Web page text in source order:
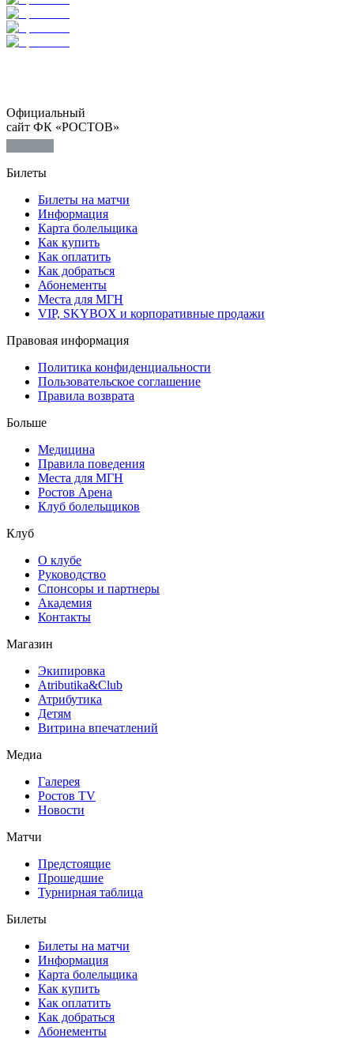
Официальный
сайт ФК «РОСТОВ»
Билеты
Билеты на матчи
Информация
Карта болельщика
Как купить
Как оплатить
Как добраться
Абонементы
Места для МГН
VIP, SKYBOX и корпоративные продажи
Правовая информация
Политика конфиденциальности
Пользовательское соглашение
Правила возврата
Больше
Медицина
Правила поведения
Места для МГН
Ростов Арена
Клуб болельщиков
Клуб
О клубе
Руководство
Спонсоры и партнеры
Академия
Контакты
Магазин
Экипировка
Atributika&Club
Атрибутика
Детям
Витрина впечатлений
Медиа
Галерея
Ростов TV
Новости
Матчи
Предстоящие
Прошедшие
Турнирная таблица
Билеты
Билеты на матчи
Информация
Карта болельщика
Как купить
Как оплатить
Как добраться
Абонементы